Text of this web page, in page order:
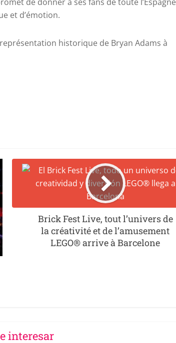
et d’émotion.
historique de Bryan Adams à
Brick Fest Live, tout l’univers de
la créativité et de l’amusement
LEGO® arrive à Barcelone
interesar